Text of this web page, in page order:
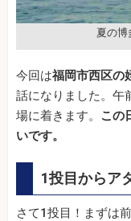
夏の博
今回は福岡市西区の
話になりました。午
場に着きます。 この
いです。
1投目からア
さて1投目！まずは